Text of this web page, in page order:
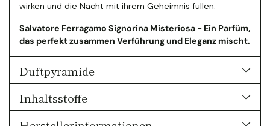
wirken und die Nacht mit ihrem Geheimnis füllen.
Salvatore Ferragamo Signorina Misteriosa - Ein Parfüm,
das perfekt zusammen Verführung und Eleganz mischt.
Duftpyramide
Inhaltsstoffe